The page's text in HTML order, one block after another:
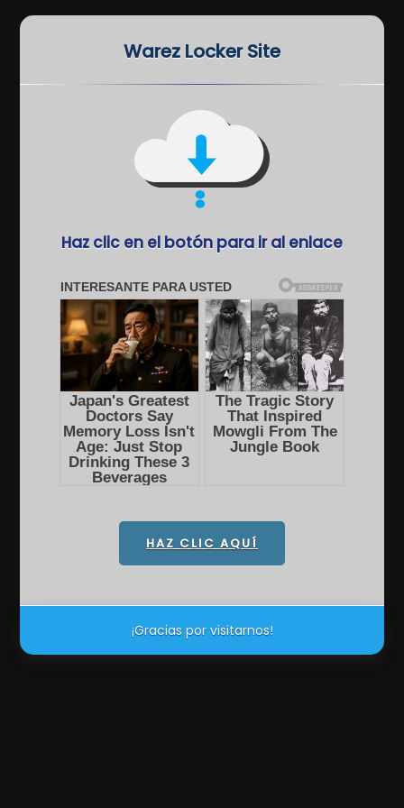
Warez Locker Site
Haz clic en el botón para ir al enlace
HAZ CLIC AQUÍ
¡Gracias por visitarnos!